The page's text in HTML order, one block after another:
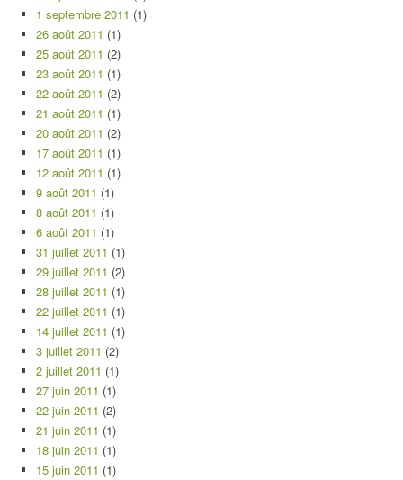
1 septembre 2011 (1)
26 août 2011 (1)
25 août 2011 (2)
23 août 2011 (1)
22 août 2011 (2)
21 août 2011 (1)
20 août 2011 (2)
17 août 2011 (1)
12 août 2011 (1)
9 août 2011 (1)
8 août 2011 (1)
6 août 2011 (1)
31 juillet 2011 (1)
29 juillet 2011 (2)
28 juillet 2011 (1)
22 juillet 2011 (1)
14 juillet 2011 (1)
3 juillet 2011 (2)
2 juillet 2011 (1)
27 juin 2011 (1)
22 juin 2011 (2)
21 juin 2011 (1)
18 juin 2011 (1)
15 juin 2011 (1)